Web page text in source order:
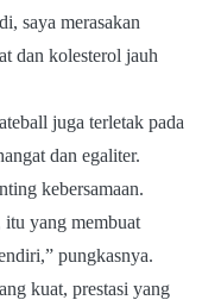
saya merasakan
dan kolesterol jauh
juga terletak pada
dan egaliter.
kebersamaan.
itu yang membuat
pungkasnya.
kuat, prestasi yang